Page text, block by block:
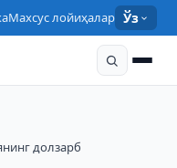
Махсус лойиҳалар Ўз
долзарб